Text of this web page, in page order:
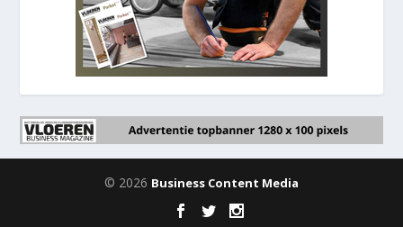
© 2026 Business Content Media